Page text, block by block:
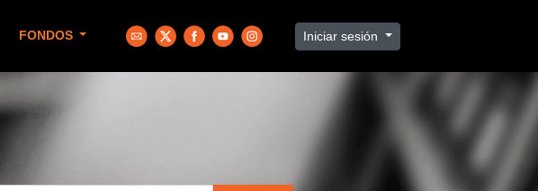
FONDOS Iniciar sesión